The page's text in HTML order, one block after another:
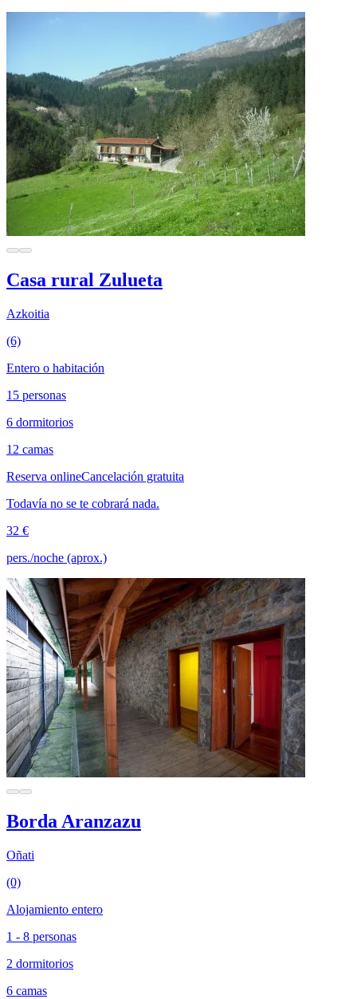
Casa rural Zulueta
Azkoitia
(6)
Entero o habitación
15 personas
6 dormitorios
12 camas
Reserva onlineCancelación gratuita
Todavía no se te cobrará nada.
32 €
pers./noche (aprox.)
Borda Aranzazu
Oñati
(0)
Alojamiento entero
1 - 8 personas
2 dormitorios
6 camas